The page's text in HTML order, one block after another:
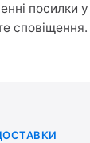
посилки у
сповіщення.